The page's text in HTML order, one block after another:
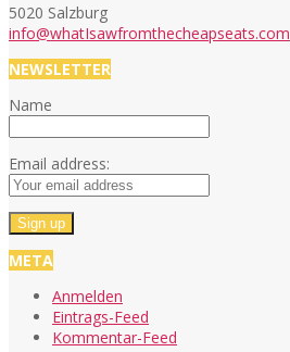
5020 Salzburg
info@whatIsawfromthecheapseats.com
NEWSLETTER
Name
Email address:
META
Anmelden
Eintrags-Feed
Kommentar-Feed